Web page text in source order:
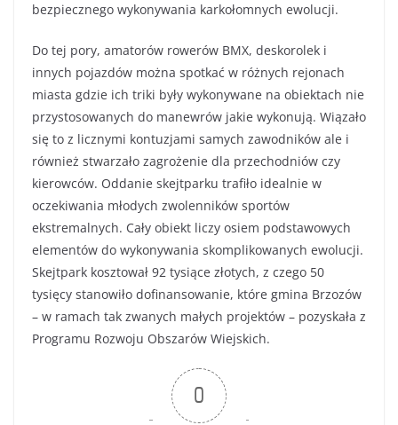
bezpiecznego wykonywania karkołomnych ewolucji.
Do tej pory, amatorów rowerów BMX, deskorolek i
innych pojazdów można spotkać w różnych rejonach
miasta gdzie ich triki były wykonywane na obiektach nie
przystosowanych do manewrów jakie wykonują. Wiązało
się to z licznymi kontuzjami samych zawodników ale i
również stwarzało zagrożenie dla przechodniów czy
kierowców. Oddanie skejtparku trafiło idealnie w
oczekiwania młodych zwolenników sportów
ekstremalnych. Cały obiekt liczy osiem podstawowych
elementów do wykonywania skomplikowanych ewolucji.
Skejtpark kosztował 92 tysiące złotych, z czego 50
tysięcy stanowiło dofinansowanie, które gmina Brzozów
– w ramach tak zwanych małych projektów – pozyskała z
Programu Rozwoju Obszarów Wiejskich.
0